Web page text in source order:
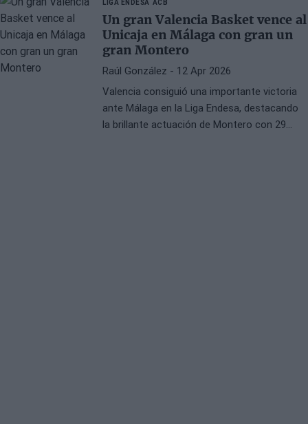
LIGA ENDESA ACB
Un gran Valencia Basket vence al
Unicaja en Málaga con gran un
gran Montero
Raúl González - 12 Apr 2026
Valencia consiguió una importante victoria
ante Málaga en la Liga Endesa, destacando
la brillante actuación de Montero con 29